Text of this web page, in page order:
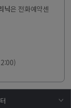
닉은 전화예약센